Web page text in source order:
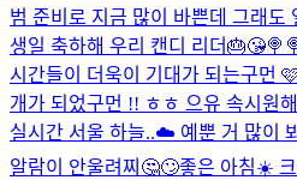
범 준비로 지금 많이 바쁜데 그래도
생일 축하해 우리 캔디 리더
시간들이 더욱이 기대가 되는구먼
개가 되었구먼 !! ㅎㅎ 으유 속시원
실시간 서울 하늘..☁️ 예뿐 거 많이
알람이 안울려찌🤔🙄좋은 아침☀️